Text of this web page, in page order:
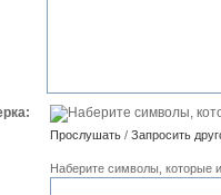
Прослушать /Запросить
Наберите символы, которые